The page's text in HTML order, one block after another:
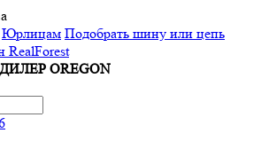
Юрлицам Подобрать шину или цепь
OREGON